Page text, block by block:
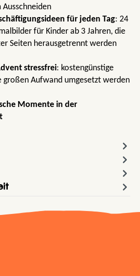
für jeden Tag: 24
für Kinder ab 3 Jahren, die
Seiten herausgetrennt werden
stressfrei: kostengünstige
großen Aufwand umgesetzt werden
Momente in der